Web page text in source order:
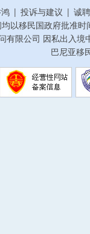
| 投诉与建议 | 诚
以移民国政府批准
限公司 因私出入
巴尼亚移